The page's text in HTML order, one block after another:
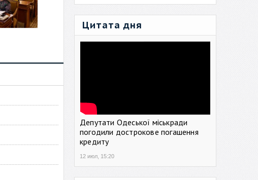
Цитата дня
Депутати Одеської міськради
погодили дострокове погашення
кредиту
12 июл, 15:20